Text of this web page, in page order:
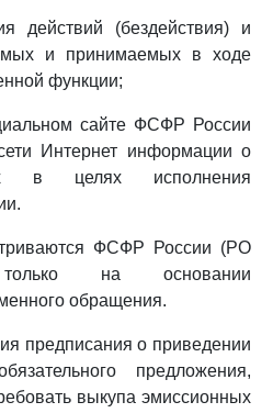
действий (бездействия) и
и принимаемых в ходе
функции;
сайте ФСФР России
Интернет информации о
в целях исполнения
ФСФР России (РО
на основании
обращения.
предписания о приведении
предложения,
выкупа эмиссионных